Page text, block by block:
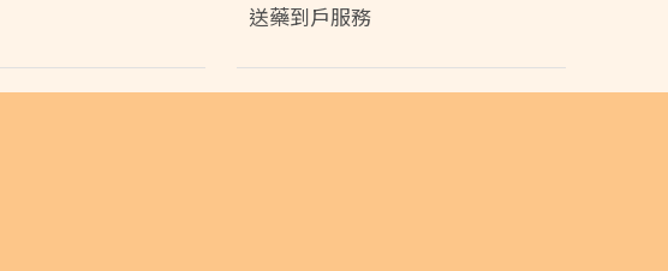
送藥到戶服務